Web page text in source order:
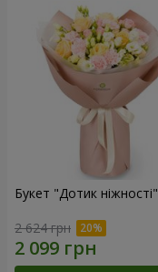
Букет "Дотик ніжності"
2 624 грн